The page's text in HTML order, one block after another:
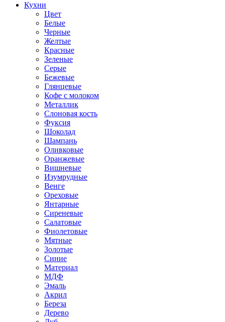
Кухни
Цвет
Белые
Черные
Желтые
Красные
Зеленые
Серые
Бежевые
Глянцевые
Кофе с молоком
Металлик
Слоновая кость
Фуксия
Шоколад
Шампань
Оливковые
Оранжевые
Вишневые
Изумрудные
Венге
Ореховые
Янтарные
Сиреневые
Салатовые
Фиолетовые
Мятные
Золотые
Синие
Материал
МДФ
Эмаль
Акрил
Береза
Дерево